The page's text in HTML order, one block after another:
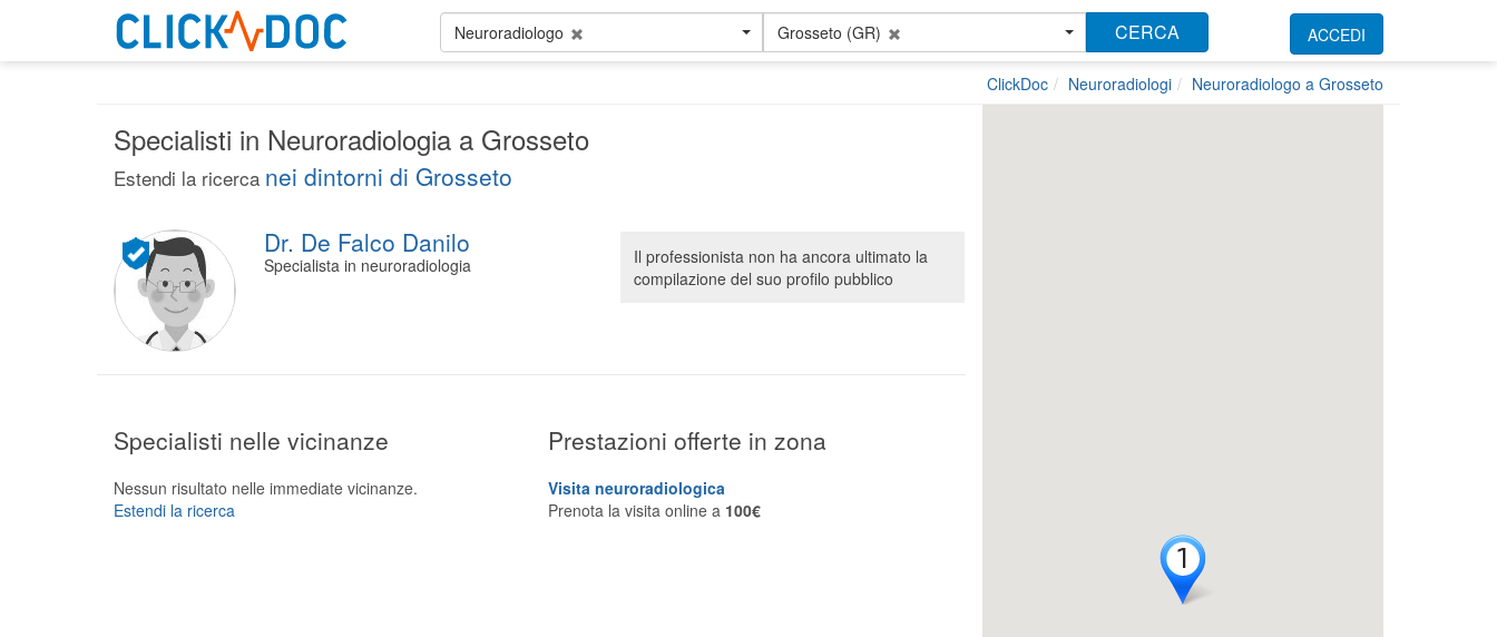
Neuroradiologo Grosseto (GR) CERCA ACCEDI
ClickDoc Neuroradiologi Neuroradiologo a Grosseto
Specialisti in Neuroradiologia a Grosseto
Estendi la ricerca nei dintorni di Grosseto
Dr. De Falco Danilo
Specialista in neuroradiologia
Il professionista non ha ancora ultimato la
compilazione del suo profilo pubblico
Specialisti nelle vicinanze
Nessun risultato nelle immediate vicinanze.
Estendi la ricerca
Prestazioni offerte in zona
Visita neuroradiologica
Prenota la visita online a 100€
1
1